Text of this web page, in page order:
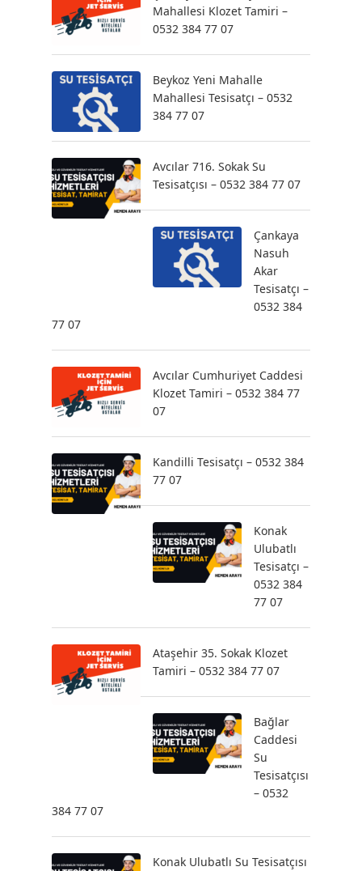
Mahallesi Klozet Tamiri –
0532 384 77 07
Beykoz Yeni Mahalle
Mahallesi Tesisatçı – 0532
384 77 07
Avcılar 716. Sokak Su
Tesisatçısı – 0532 384 77 07
Çankaya
Nasuh
Akar
Tesisatçı –
0532 384
77 07
Avcılar Cumhuriyet Caddesi
Klozet Tamiri – 0532 384 77
07
Kandilli Tesisatçı – 0532 384
77 07
Konak
Ulubatlı
Tesisatçı –
0532 384
77 07
Ataşehir 35. Sokak Klozet
Tamiri – 0532 384 77 07
Bağlar
Caddesi
Su
Tesisatçısı
– 0532
384 77 07
Konak Ulubatlı Su Tesisatçısı